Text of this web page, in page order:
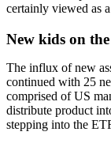
certainly viewed as
New kids on
The influx of new
continued with 25
comprised of US
distribute product
stepping into the